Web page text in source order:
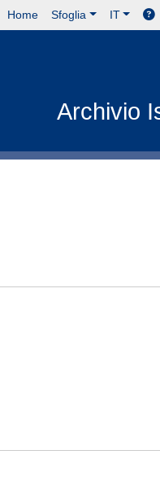
Home Sfoglia IT
Archivio